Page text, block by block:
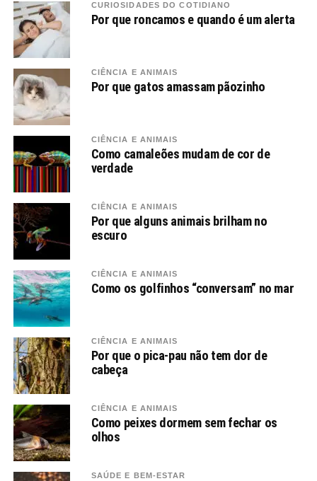
CURIOSIDADES DO COTIDIANO
Por que roncamos e quando é um alerta
CIÊNCIA E ANIMAIS
Por que gatos amassam pãozinho
CIÊNCIA E ANIMAIS
Como camaleões mudam de cor de
verdade
CIÊNCIA E ANIMAIS
Por que alguns animais brilham no
escuro
CIÊNCIA E ANIMAIS
Como os golfinhos “conversam” no mar
CIÊNCIA E ANIMAIS
Por que o pica-pau não tem dor de
cabeça
CIÊNCIA E ANIMAIS
Como peixes dormem sem fechar os
olhos
SAÚDE E BEM-ESTAR